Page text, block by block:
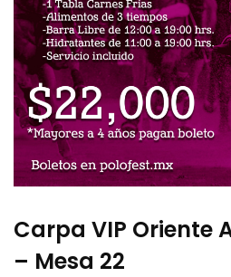
Carpa VIP Oriente
– Mesa 22